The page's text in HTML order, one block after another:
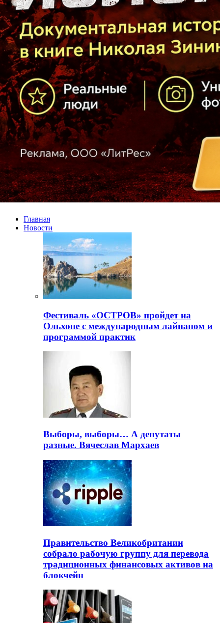
Главная
Новости
Фестиваль «ОСТРОВ» пройдет на
Ольхоне с международным лайнапом и
программой практик
Выборы, выборы… А депутаты
разные. Вячеслав Мархаев
Правительство Великобритании
собрало рабочую группу для перевода
традиционных финансовых активов на
блокчейн